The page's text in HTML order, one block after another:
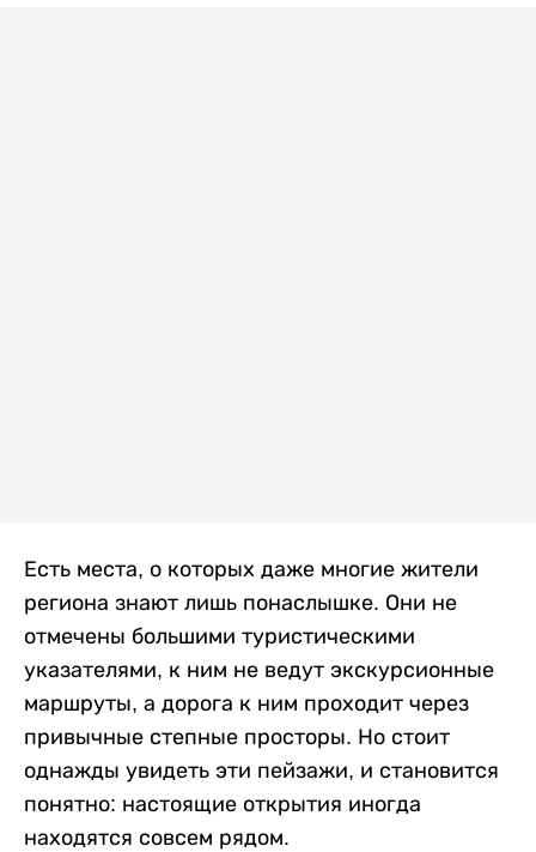
Есть места, о которых даже многие жители
региона знают лишь понаслышке. Они не
отмечены большими туристическими
указателями, к ним не ведут экскурсионные
маршруты, а дорога к ним проходит через
привычные степные просторы. Но стоит
однажды увидеть эти пейзажи, и становится
понятно: настоящие открытия иногда
находятся совсем рядом.